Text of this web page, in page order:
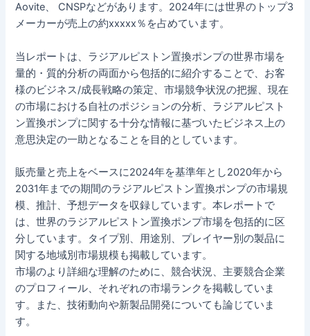
Aovite、 CNSPなどがあります。2024年には世界のトップ3
メーカーが売上の約xxxxx％を占めています。
当レポートは、ラジアルピストン置換ポンプの世界市場を
量的・質的分析の両面から包括的に紹介することで、お客
様のビジネス/成長戦略の策定、市場競争状況の把握、現在
の市場における自社のポジションの分析、ラジアルピスト
ン置換ポンプに関する十分な情報に基づいたビジネス上の
意思決定の一助となることを目的としています。
販売量と売上をベースに2024年を基準年とし2020年から
2031年までの期間のラジアルピストン置換ポンプの市場規
模、推計、予想データを収録しています。本レポートで
は、世界のラジアルピストン置換ポンプ市場を包括的に区
分しています。タイプ別、用途別、プレイヤー別の製品に
関する地域別市場規模も掲載しています。
市場のより詳細な理解のために、競合状況、主要競合企業
のプロフィール、それぞれの市場ランクを掲載していま
す。また、技術動向や新製品開発についても論じていま
す。